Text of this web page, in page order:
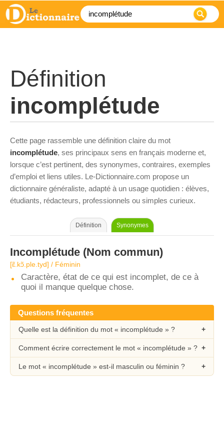
Définition
incomplétude
Cette page rassemble une définition claire du mot
incomplétude, ses principaux sens en français moderne et,
lorsque c’est pertinent, des synonymes, contraires, exemples
d’emploi et liens utiles. Le-Dictionnaire.com propose un
dictionnaire généraliste, adapté à un usage quotidien : élèves,
étudiants, rédacteurs, professionnels ou simples curieux.
Définition Synonymes
Incomplétude (Nom commun)
[ɛ̃.kɔ̃.ple.tyd] / Féminin
Caractère, état de ce qui est incomplet, de ce à
quoi il manque quelque chose.
Questions fréquentes
Quelle est la définition du mot « incomplétude » ?
Comment écrire correctement le mot « incomplétude » ?
Le mot « incomplétude » est-il masculin ou féminin ?